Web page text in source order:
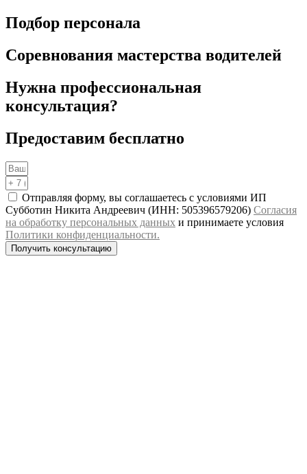
Подбор персонала
Соревнования мастерства водителей
Нужна профессиональная
консультация?
Предоставим бесплатно
Отправляя форму, вы соглашаетесь с условиями ИП
Субботин Никита Андреевич (ИНН: 505396579206) Согласия
на обработку персональных данных и принимаете условия
Политики конфиденциальности.
Получить консультацию